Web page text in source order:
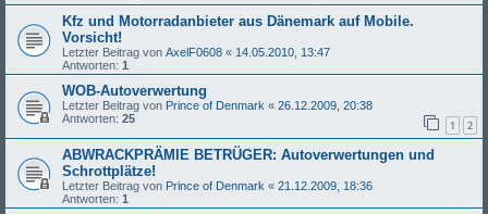
Kfz und Motorradanbieter aus Dänemark auf Mobile.
Vorsicht!
Letzter Beitrag von AxelF0608 « 14.05.2010, 13:47
Antworten: 1
WOB-Autoverwertung
Letzter Beitrag von Prince of Denmark « 26.12.2009, 20:38
Antworten: 25 1 2
ABWRACKPRÄMIE BETRÜGER: Autoverwertungen und
Schrottplätze!
Letzter Beitrag von Prince of Denmark « 21.12.2009, 18:36
Antworten: 1